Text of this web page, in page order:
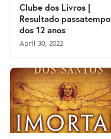
Clube dos Livros |
Resultado passatempo
dos 12 anos
April 30, 2022